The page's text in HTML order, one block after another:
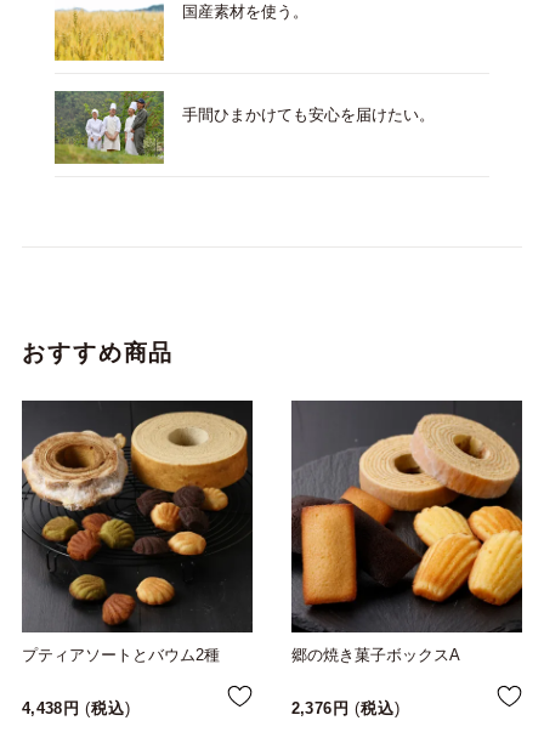
国産素材を使う。
手間ひまかけても安心を届けたい。
おすすめ商品
プティアソートとバウム2種
4,438 税込
郷の焼き菓子ボックスA
2,376 税込